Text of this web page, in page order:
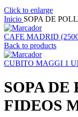
Click to enlarge
Inicio SOPA DE
CAFE MADRID
Back to products
CUBITO MAGGI 1
SOPA DE
FIDEOS